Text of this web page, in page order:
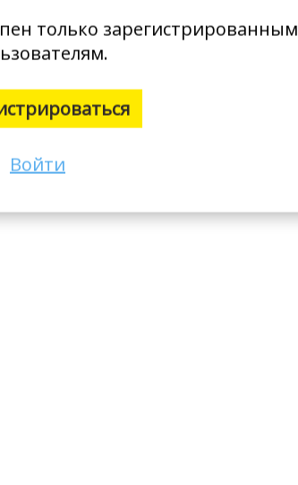
только зарегистрированным
Войти